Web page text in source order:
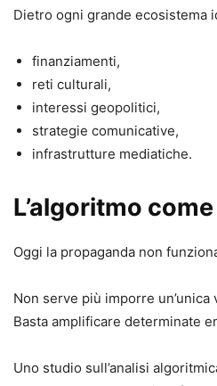
Dietro ogni grande ecosistema
finanziamenti,
reti culturali,
interessi geopolitici,
strategie comunicative,
infrastrutture mediatiche.
L’algoritmo
Oggi la propaganda non
Non serve più imporre un’unica
Basta amplificare determinate
Uno studio sull’analisi